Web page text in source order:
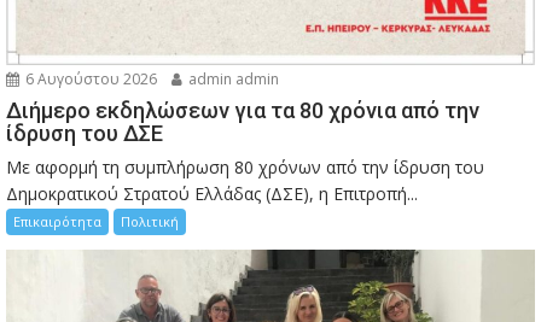
6 Αυγούστου 2026 admin admin
Διήμερο εκδηλώσεων για τα 80 χρόνια από την
ίδρυση του ΔΣΕ
Με αφορμή τη συμπλήρωση 80 χρόνων από την ίδρυση του
Δημοκρατικού Στρατού Ελλάδας (ΔΣΕ), η Επιτροπή...
Επικαιρότητα Πολιτική